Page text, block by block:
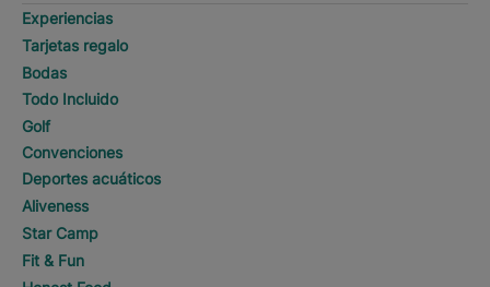
Experiencias
Tarjetas regalo
Bodas
Todo Incluido
Golf
Convenciones
Deportes acuáticos
Aliveness
Star Camp
Fit & Fun